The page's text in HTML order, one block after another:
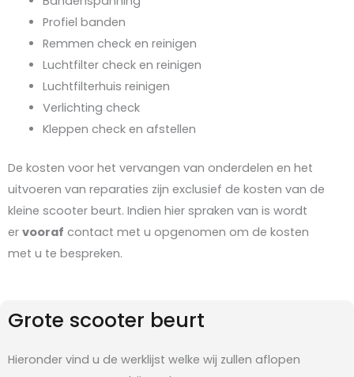
Profiel banden
Remmen check en reinigen
Luchtfilter check en reinigen
Luchtfilterhuis reinigen
Verlichting check
Kleppen check en afstellen
De kosten voor het vervangen van onderdelen en het
uitvoeren van reparaties zijn exclusief de kosten van de
kleine scooter beurt. Indien hier spraken van is wordt
er vooraf contact met u opgenomen om de kosten
met u te bespreken.
Grote scooter beurt
Hieronder vind u de werklijst welke wij zullen aflopen